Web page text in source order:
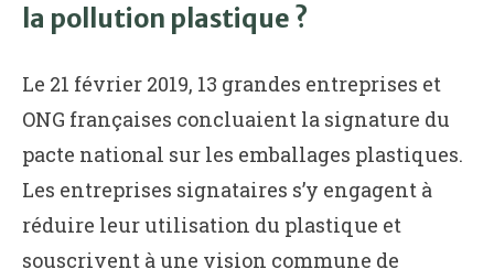
la pollution plastique ?
Le 21 février 2019, 13 grandes entreprises et
ONG françaises concluaient la signature du
pacte national sur les emballages plastiques.
Les entreprises signataires s’y engagent à
réduire leur utilisation du plastique et
souscrivent à une vision commune de